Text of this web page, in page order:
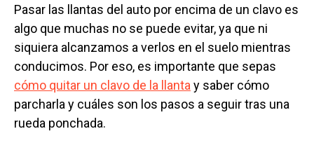
Pasar las llantas del auto por encima de un clavo es
algo que muchas no se puede evitar, ya que ni
siquiera alcanzamos a verlos en el suelo mientras
conducimos. Por eso, es importante que sepas
cómo quitar un clavo de la llanta y saber cómo
parcharla y cuáles son los pasos a seguir tras una
rueda ponchada.